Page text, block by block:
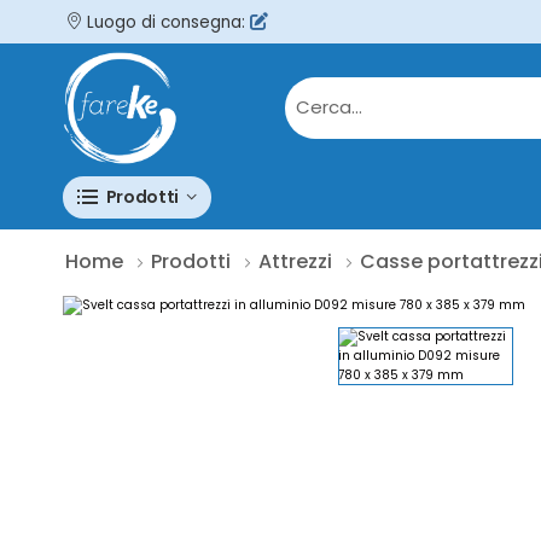
Luogo di consegna:
Prodotti
Home Prodotti Attrezzi Casse